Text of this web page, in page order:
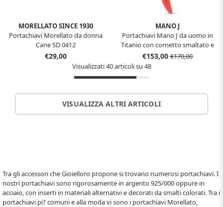
MORELLATO SINCE 1930
Portachiavi Morellato da donna
Cane SD 0412
€29,00
MANO J
Portachiavi Mano J da uomo in
Titanio con cornetto smaltato e
diamante nero
€153,00€170,00
Visualizzati 40 articoli su 48
VISUALIZZA ALTRI ARTICOLI
Tra gli accessori che Gioielloro propone si trovano numerosi portachiavi. I
nostri portachiavi sono rigorosamente in argento 925/000 oppure in
acciaio, con inserti in materiali alternativi e decorati da smalti colorati. Tra i
portachiavi pi? comuni e alla moda vi sono i portachiavi Morellato,